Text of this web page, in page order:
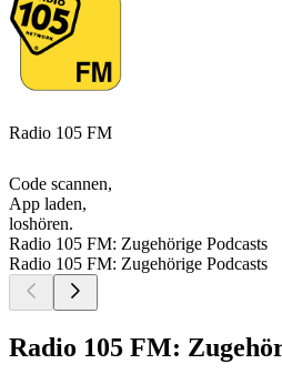
Radio 105 FM
Code scannen,
App laden,
loshören.
Radio 105 FM: Zugehörige Podcasts
Radio 105 FM: Zugehörige Podcasts
Radio 105 FM: